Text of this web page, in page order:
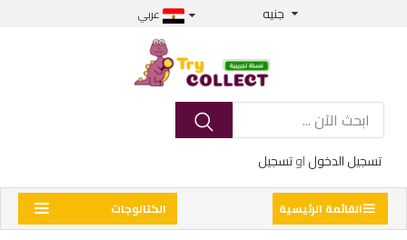
جنيه عربي
تسجيل الدخولاوتسجيل
الكتالوجات القائمة الرئيسية